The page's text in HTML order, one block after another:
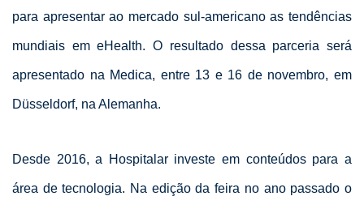
para apresentar ao mercado sul-americano as tendências
mundiais em eHealth. O resultado dessa parceria será
apresentado na Medica, entre 13 e 16 de novembro, em
Düsseldorf, na Alemanha.
Desde 2016, a Hospitalar investe em conteúdos para a
área de tecnologia. Na edição da feira no ano passado o